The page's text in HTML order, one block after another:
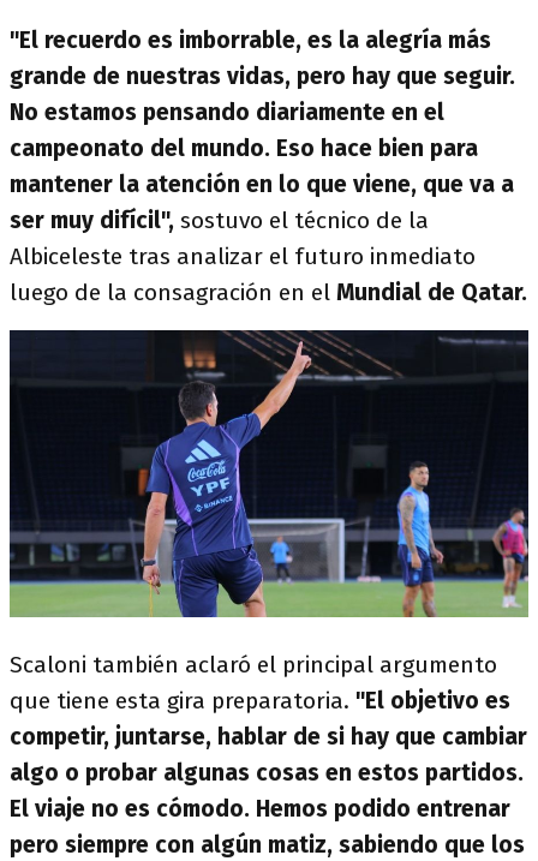
"El recuerdo es imborrable, es la alegría más
grande de nuestras vidas, pero hay que seguir.
No estamos pensando diariamente en el
campeonato del mundo. Eso hace bien para
mantener la atención en lo que viene, que va a
ser muy difícil", sostuvo el técnico de la
Albiceleste tras analizar el futuro inmediato
luego de la consagración en el Mundial de Qatar.
Scaloni también aclaró el principal argumento
que tiene esta gira preparatoria. "El objetivo es
competir, juntarse, hablar de si hay que cambiar
algo o probar algunas cosas en estos partidos.
El viaje no es cómodo. Hemos podido entrenar
pero siempre con algún matiz, sabiendo que los